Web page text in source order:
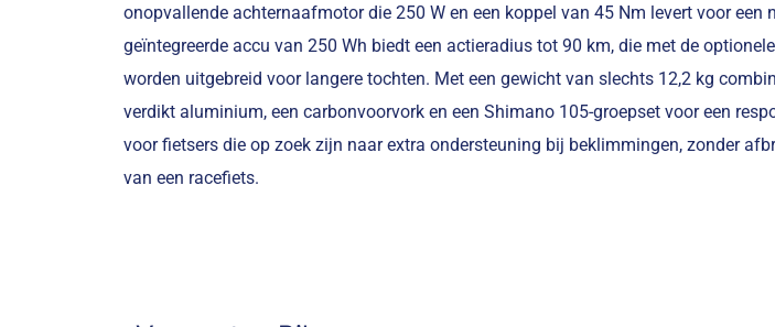
onopvallende achternaafmotor die 250 W en een koppel van 45 Nm levert voor een
geïntegreerde accu van 250 Wh biedt een actieradius tot 90 km, die met de
worden uitgebreid voor langere tochten. Met een gewicht van slechts 12,2 kg
verdikt aluminium, een carbonvoorvork en een Shimano 105-groepset voor een
voor fietsers die op zoek zijn naar extra ondersteuning bij beklimmingen, zonder
van een racefiets.